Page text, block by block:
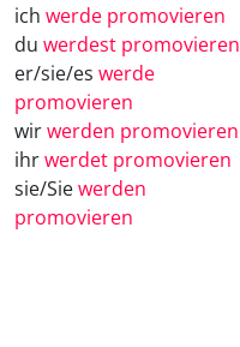
ich werde promovieren
du werdest promovieren
er/sie/es werde
promovieren
wirwerden promovieren
ihrwerdet promovieren
sie/Siewerden
promovieren